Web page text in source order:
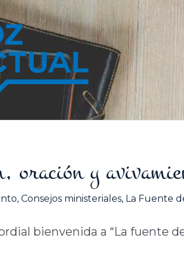
oración y
, Consejos ministeriales, La Fuente
bienvenida a “La fuente